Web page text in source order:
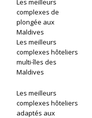
Les meilleurs
complexes de
plongée aux
Maldives
Les meilleurs
complexes hôteliers
multi-îles des
Maldives
Les meilleurs
complexes hôteliers
adaptés aux